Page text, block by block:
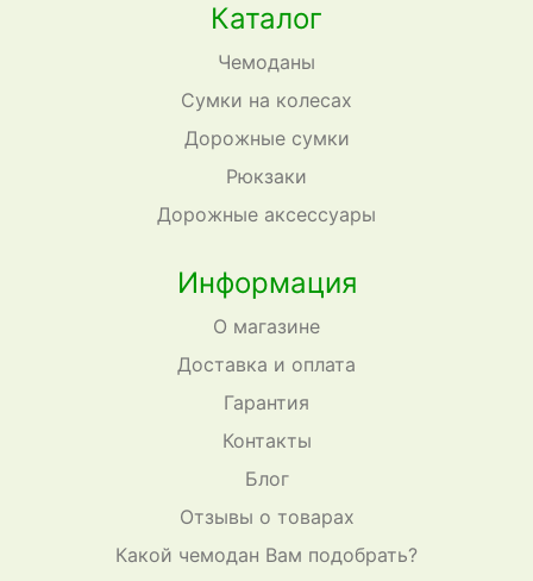
Каталог
Чемоданы
Сумки на колесах
Дорожные сумки
Рюкзаки
Дорожные аксессуары
Информация
О магазине
Доставка и оплата
Гарантия
Контакты
Блог
Отзывы о товарах
Какой чемодан Вам подобрать?